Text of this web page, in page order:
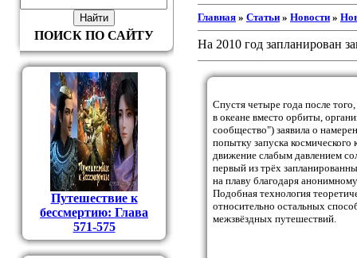
ПОИСК ПО САЙТУ
Путешествие к
бессмертию: Глава
571-575
Главная » Статьи » Новости »
На 2010 год запланирован
Спустя четыре года после
в океане вместо орбиты,
сообщество") заявила о
попытку запуска космического
движение слабым давлением
первый из трёх
на плаву благодаря
Подобная технология
относительно остальных
межзвёздных путешествий.